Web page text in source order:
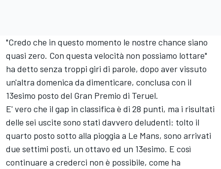
"Credo che in questo momento le nostre chance siano
quasi zero. Con questa velocità non possiamo lottare"
ha detto senza troppi giri di parole, dopo aver vissuto
un'altra domenica da dimenticare, conclusa con il
13esimo posto del Gran Premio di Teruel.
E' vero che il gap in classifica è di 28 punti, ma i risultati
delle sei uscite sono stati davvero deludenti: tolto il
quarto posto sotto alla pioggia a Le Mans, sono arrivati
due settimi posti, un ottavo ed un 13esimo. E così
continuare a crederci non è possibile, come ha